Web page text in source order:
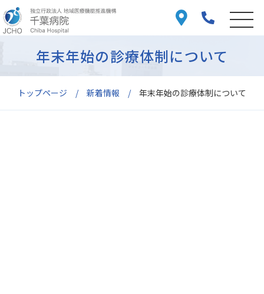
トップページ 新着情報 年末年始の診療体制について
年末年始の診療体制について